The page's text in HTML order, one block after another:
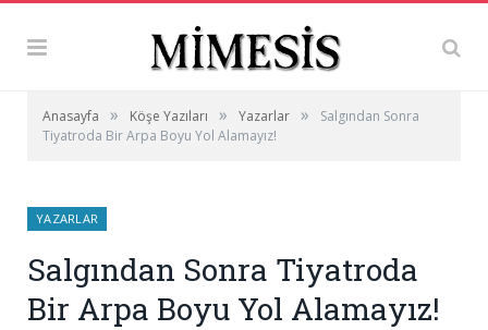
Anasayfa » Köşe Yazıları » Yazarlar »
Salgından Sonra
Tiyatroda Bir Arpa Boyu Yol Alamayız!
YAZARLAR
Salgından Sonra Tiyatroda
Bir Arpa Boyu Yol Alamayız!